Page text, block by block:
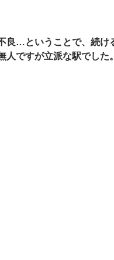
良…ということで、続け
人ですが立派な駅でした。